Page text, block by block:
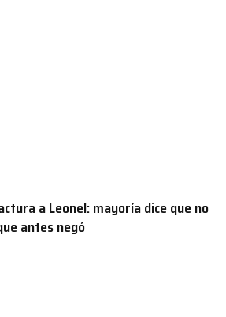
a Leonel: mayoría dice que no
antes negó